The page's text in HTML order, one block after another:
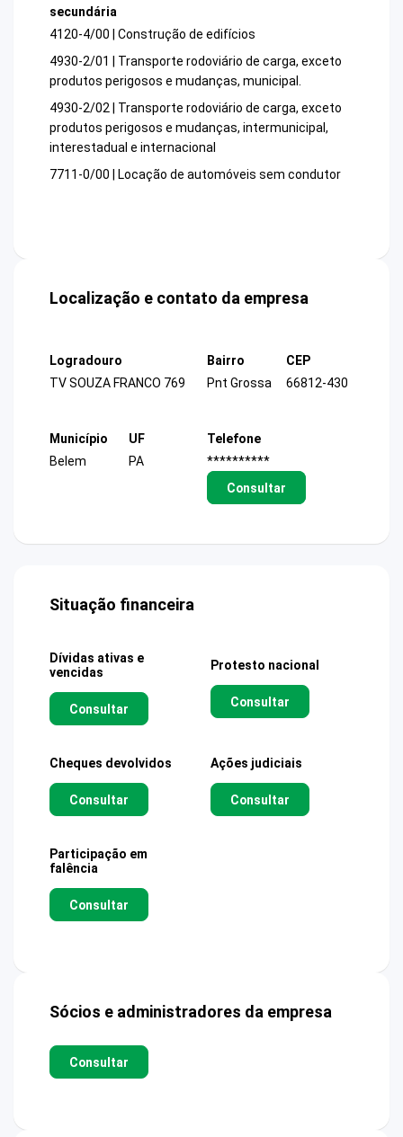
secundária
4120-4/00 | Construção de edifícios
4930-2/01 | Transporte rodoviário de carga, exceto
produtos perigosos e mudanças, municipal.
4930-2/02 | Transporte rodoviário de carga, exceto
produtos perigosos e mudanças, intermunicipal,
interestadual e internacional
7711-0/00 | Locação de automóveis sem condutor
Localização e contato da empresa
Logradouro
TV SOUZA FRANCO 769
Bairro
Pnt Grossa
CEP
66812-430
Município
Belem
UF
PA
Telefone
**********
Consultar
Situação financeira
Dívidas ativas e
vencidas
Consultar
Protesto nacional
Consultar
Cheques devolvidos
Consultar
Ações judiciais
Consultar
Participação em
falência
Consultar
Sócios e administradores da empresa
Consultar